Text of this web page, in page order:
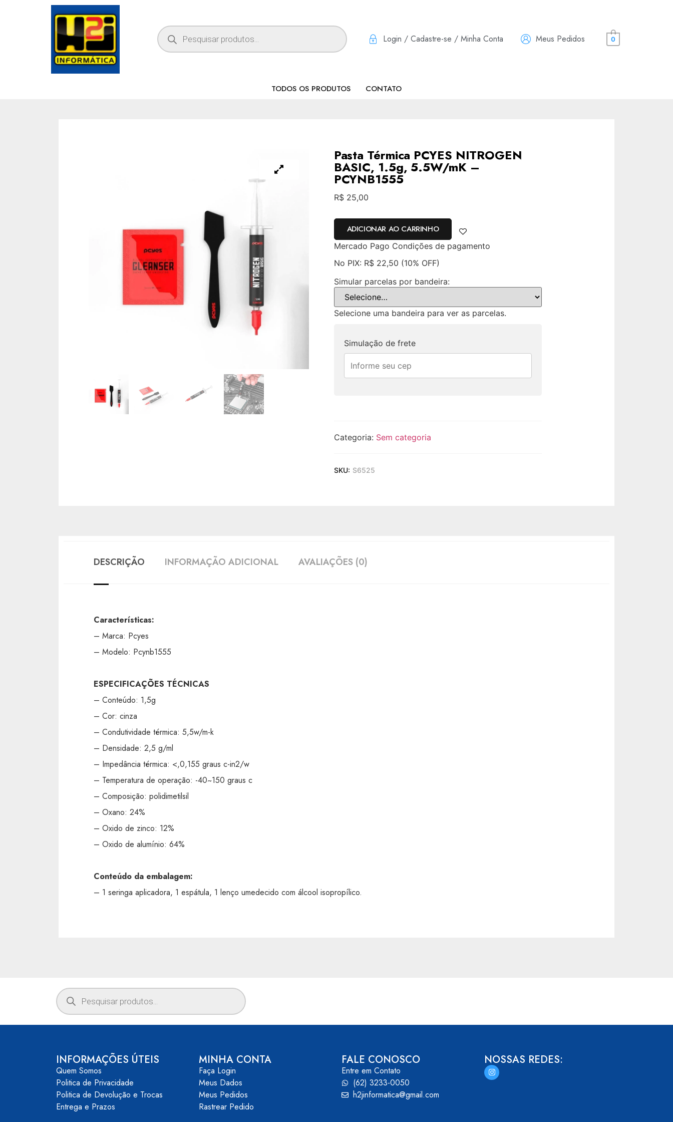
Login / Cadastre-se / Minha Conta Meus Pedidos 0
TODOS OS PRODUTOS CONTATO
Pasta Térmica PCYES NITROGEN
BASIC, 1.5g, 5.5W/mK –
PCYNB1555
R$25,00
ADICIONAR AO CARRINHO
Mercado Pago Condições de pagamento
No PIX: R$22,50 (10% OFF)
Simular parcelas por bandeira:
Selecione uma bandeira para ver as parcelas.
Simulação de frete
Categoria: Sem categoria
SKU: S6525
DESCRIÇÃO INFORMAÇÃO ADICIONAL AVALIAÇÕES (0)
Características:
– Marca: Pcyes
– Modelo: Pcynb1555
ESPECIFICAÇÕES TÉCNICAS
– Conteúdo: 1,5g
– Cor: cinza
– Condutividade térmica: 5,5w/m-k
– Densidade: 2,5 g/ml
– Impedância térmica: <,0,155 graus c-in2/w
– Temperatura de operação: -40~150 graus c
– Composição: polidimetilsil
– Oxano: 24%
– Oxido de zinco: 12%
– Oxido de alumínio: 64%
Conteúdo da embalagem:
– 1 seringa aplicadora, 1 espátula, 1 lenço umedecido com álcool isopropílico.
INFORMAÇÕES ÚTEIS
Quem Somos
Politica de Privacidade
Politica de Devolução e Trocas
Entrega e Prazos
MINHA CONTA
Faça Login
Meus Dados
Meus Pedidos
Rastrear Pedido
FALE CONOSCO
Entre em Contato
(62) 3233-0050
h2jinformatica@gmail.com
NOSSAS REDES: